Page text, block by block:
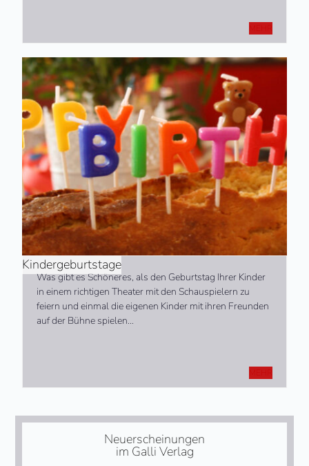
Kindergeburtstage
Was gibt es Schöneres, als den Geburtstag Ihrer Kinder
in einem richtigen Theater mit den Schauspielern zu
feiern und einmal die eigenen Kinder mit ihren Freunden
auf der Bühne spielen…
Neuerscheinungen
im Galli Verlag